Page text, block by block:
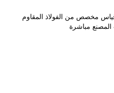
مخصص من الفولاذ المقاوم
المصنع مباشرة